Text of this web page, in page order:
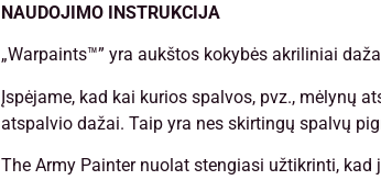
NAUDOJIMO INSTRUKCIJA
„Warpaints™” yra aukštos kokybės akriliniai
Įspėjame, kad kai kurios spalvos, pvz., mėlynų
atspalvio dažai. Taip yra nes skirtingų spalvų
The Army Painter nuolat stengiasi užtikrinti,